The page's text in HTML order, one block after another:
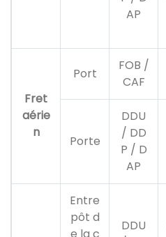
AP
Fret
aérie
n
Port
FOB /
CAF
Porte
DDU
/ DD
P / D
AP
Entre
pôt d
DDU